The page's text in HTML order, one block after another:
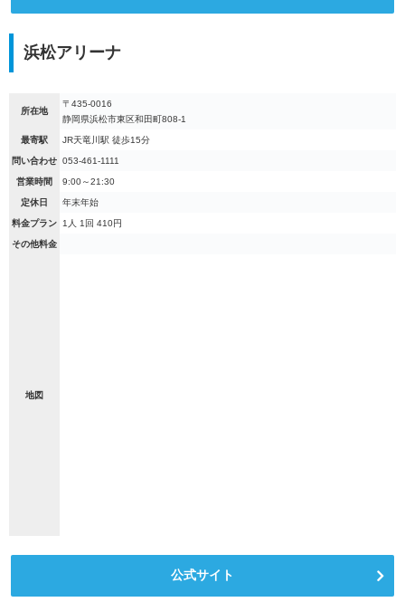
浜松アリーナ
所在地
〒435-0016
静岡県浜松市東区和田町808-1
最寄駅 JR天竜川駅 徒歩15分
問い合わせ 053-461-1111
営業時間 9:00～21:30
定休日 年末年始
料金プラン 1人 1回 410円
その他料金
地図
公式サイト